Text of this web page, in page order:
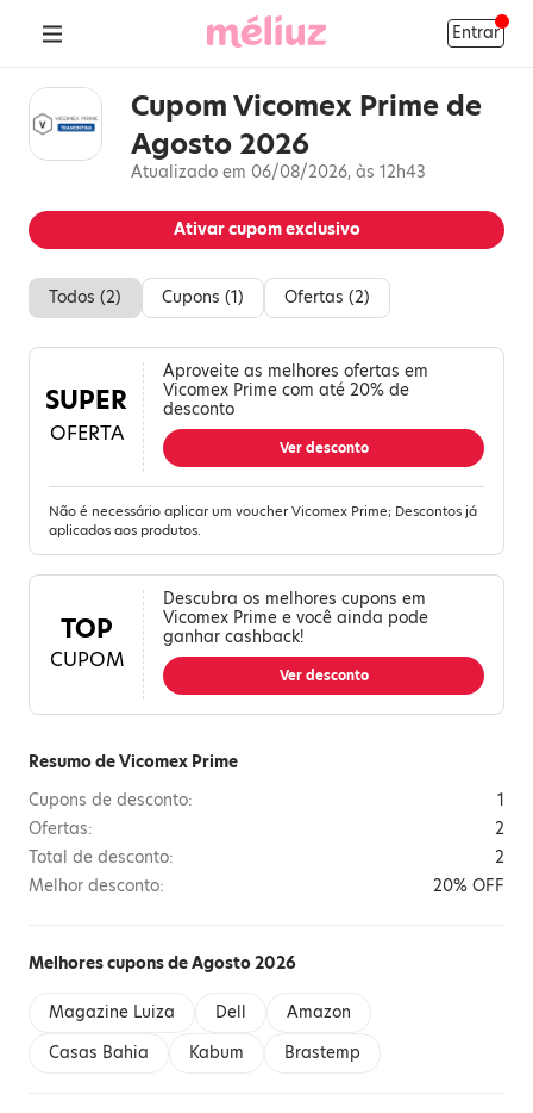
Entrar
Cupom Vicomex Prime de
Agosto 2026
Atualizado em 06/08/2026, às 12h43
Ativar cupom exclusivo
Todos (2) Cupons (1) Ofertas (2)
SUPER
OFERTA
Aproveite as melhores ofertas em
Vicomex Prime com até 20% de
desconto
Ver desconto
Não é necessário aplicar um voucher Vicomex Prime; Descontos já
aplicados aos produtos.
TOP
CUPOM
Descubra os melhores cupons em
Vicomex Prime e você ainda pode
ganhar cashback!
Ver desconto
Resumo de Vicomex Prime
Cupons de desconto:
1
Ofertas:
2
Total de desconto:
2
Melhor desconto:
20% OFF
Melhores cupons de Agosto 2026
Magazine Luiza Dell
Amazon
Casas Bahia
Kabum Brastemp